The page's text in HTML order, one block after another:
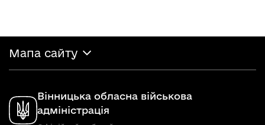
Мапа сайту
Вінницька обласна військова
адміністрація